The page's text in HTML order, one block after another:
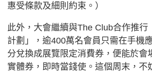
惠受條款及細則約束。）
此外，大會繼續與The Club合作推行
計劃」，逾400萬名會員只需在手機
分兌換成展覽限定消費券，便能於會
實體券，即時當錢使。這個周末，不